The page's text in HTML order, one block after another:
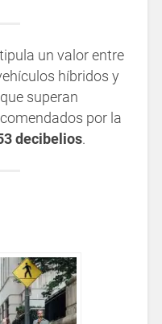
un valor entre
híbridos y
superan
por la
decibelios.